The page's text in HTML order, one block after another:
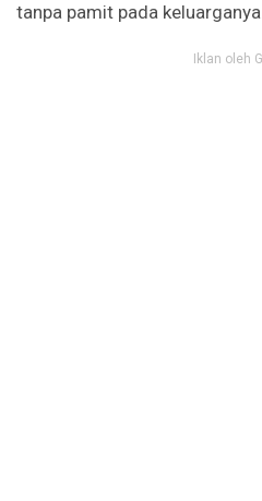
tanpa pamit pada
Iklan oleh